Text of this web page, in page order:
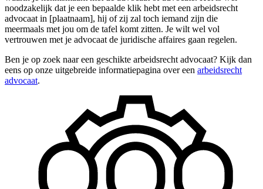
noodzakelijk dat je een bepaalde klik hebt met een arbeidsrecht
advocaat in [plaatnaam], hij of zij zal toch iemand zijn die
meermaals met jou om de tafel komt zitten. Je wilt wel vol
vertrouwen met je advocaat de juridische affaires gaan regelen.
Ben je op zoek naar een geschikte arbeidsrecht advocaat? Kijk dan
eens op onze uitgebreide informatiepagina over een arbeidsrecht
advocaat.